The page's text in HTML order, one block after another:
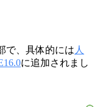
で、具体的には 人
に追加されまし